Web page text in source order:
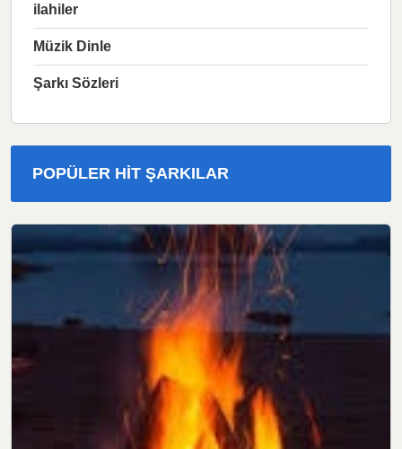
ilahiler
Müzik Dinle
Şarkı Sözleri
POPÜLER HIT ŞARKILAR